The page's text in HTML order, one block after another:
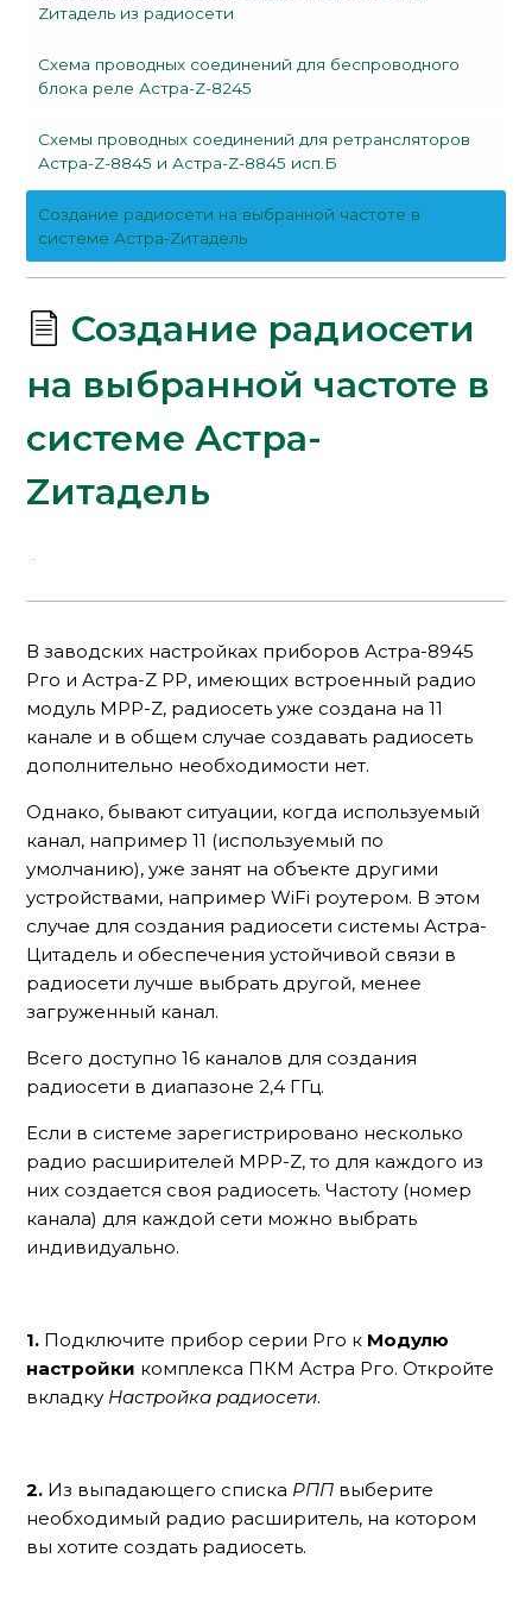
Zитадель из радиосети
Схема проводных соединений для беспроводного
блока реле Астра-Z-8245
Схемы проводных соединений для ретрансляторов
Астра-Z-8845 и Астра-Z-8845 исп.Б
Создание радиосети на выбранной частоте в
системе Астра-Zитадель
Создание радиосети
на выбранной частоте в
системе Астра-
Zитадель
В заводских настройках приборов Астра-8945
Рго и Астра-Z РР, имеющих встроенный радио
модуль МРР-Z, радиосеть уже создана на 11
канале и в общем случае создавать радиосеть
дополнительно необходимости нет.
Однако, бывают ситуации, когда используемый
канал, например 11 (используемый по
умолчанию), уже занят на объекте другими
устройствами, например WiFi роутером. В этом
случае для создания радиосети системы Астра-
Цитадель и обеспечения устойчивой связи в
радиосети лучше выбрать другой, менее
загруженный канал.
Всего доступно 16 каналов для создания
радиосети в диапазоне 2,4 ГГц.
Если в системе зарегистрировано несколько
радио расширителей МРР-Z, то для каждого из
них создается своя радиосеть. Частоту (номер
канала) для каждой сети можно выбрать
индивидуально.
1. Подключите прибор серии Рго к Модулю
настройки комплекса ПКМ Астра Рго. Откройте
вкладку Настройка радиосети.
2. Из выпадающего списка РПП выберите
необходимый радио расширитель, на котором
вы хотите создать радиосеть.